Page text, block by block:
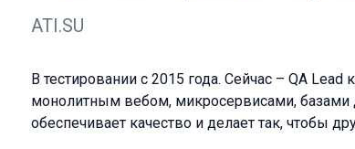
ATI.SU
В тестировании с 2015 года. Cейчас – QA
монолитным вебом, микросервисами, базами
обеспечивает качество и делает так, чтобы